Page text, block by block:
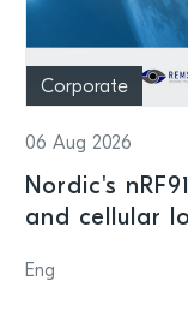
Corporate
06 Aug 2026
Nordic's
and cellular
Eng